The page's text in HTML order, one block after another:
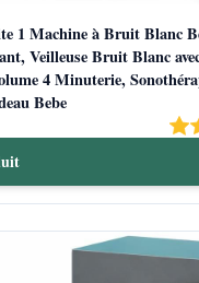
1 Machine à Bruit Blanc
Veilleuse Bruit Blanc
4 Minuterie,
Bebe